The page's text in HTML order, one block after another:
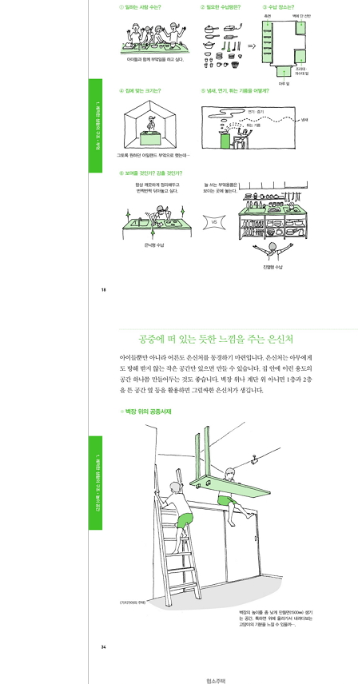
문을 열면 안마당이 눈에 들어오는 현관
기분을 전환시켜주는 긴 토방
좁은 화장실은 한 개만 있으면 된다
화장실을 완결된 소우주로
젖은 빨래는 무겁다
욕실에서 즐거운 시간을 갖고 싶다면…
쾌적한 야외 공간을 이용한 노천탕
2장 집 전체의 배치를 생각한다
대지와 방위를 찾아 건물을 배치하는 묘미
2층 거실·다이닝룸·부엌에서 해님에게 건배를
1층에 거실·다이닝룸·부엌을 배치하는 사치
현관을 경계로 나뉘는 두 개의 마당
빛이 집 안쪽까지 들어오게
마음까지 이어주는 상하층을 튼 공간
공유형인가 분리형인가, 2세대 주택
3장 집의 얼굴을 만드는 방법
볼륨으로 만드는 현대적인 집
지붕으로 만드는 전통적인 집
격자 틀로 만드는 전통적인 멋
외장재의 특성을 살린다
안쪽으로 들여서 배치해 그윽한 느낌을 준 현관
발코니는 유지와 관리를 고려해야 한다
차고도 통풍과 채광이 중요하다
신발장이 아닌 현관 수납장